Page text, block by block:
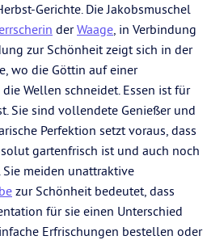
Gerichte. Die Jakobsmuschel
derWaage, in Verbindung
zur Schönheit zeigt sich in der
wo die Göttin auf einer
Wellen schneidet. Essen ist für
Sie sind vollendete Genießer und
Perfektion setzt voraus, dass
gartenfrisch ist und auch noch
meiden unattraktive
zur Schönheit bedeutet, dass
für sie einen Unterschied
Erfrischungen bestellen oder